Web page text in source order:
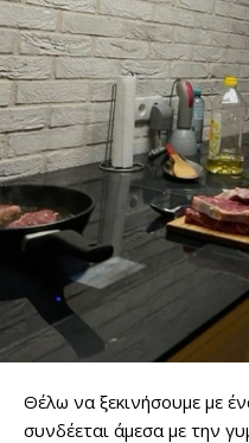
Θέλω να ξεκινήσουμε με
συνδέεται άμεσα με την